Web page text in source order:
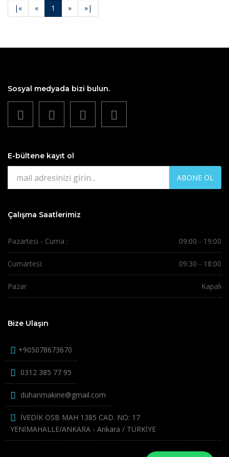
| « « 1 » »|
Sosyal medyada bizi bulun.
E-bültene kayıt ol
ABONE OL
Çalışma Saatlerimiz
Pazartesi - Cuma : 09:00 - 19:00
Cumartesi: 09:30 - 18:00
Pazar Kapalı
Bize Ulaşın
+905078673670
0312 385 77 95
duhanmakine@gmail.com
İVEDİK OSB MAH 1385 CAD. NO: 17
YENİMAHALLE/ANKARA - Ankara / TÜRKİYE